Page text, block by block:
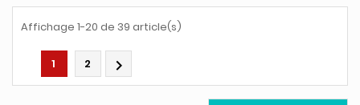
Affichage 1-20 de 39 article(s)
1 2 